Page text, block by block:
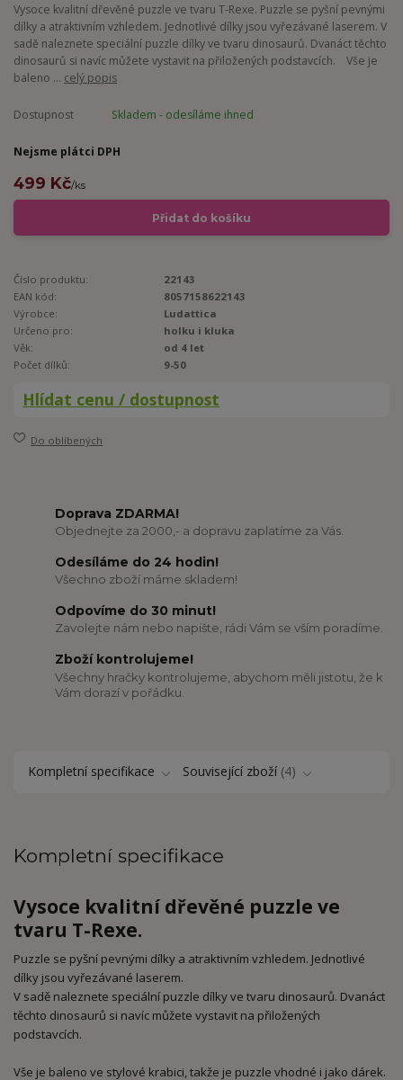
Vysoce kvalitní dřevěné puzzle ve tvaru T-Rexe. Puzzle se pyšní pevnými
dílky a atraktivním vzhledem. Jednotlivé dílky jsou vyřezávané laserem. V
sadě naleznete speciální puzzle dílky ve tvaru dinosaurů. Dvanáct těchto
dinosaurů si navíc můžete vystavit na přiložených podstavcích. Vše je
baleno ... celý popis
Dostupnost Skladem - odesíláme ihned
Nejsme plátci DPH
499 Kč/ks
Přidat do košíku
Číslo produktu:
22143
EAN kód:
8057158622143
Výrobce:
Ludattica
Určeno pro:
holku i kluka
Věk:
od 4 let
Počet dílků:
9-50
Hlídat cenu / dostupnost
Do oblíbených
Doprava ZDARMA!
Objednejte za 2000,- a dopravu zaplatíme za Vás.
Odesíláme do 24 hodin!
Všechno zboží máme skladem!
Odpovíme do 30 minut!
Zavolejte nám nebo napište, rádi Vám se vším poradíme.
Zboží kontrolujeme!
Všechny hračky kontrolujeme, abychom měli jistotu, že k
Vám dorazí v pořádku.
Kompletní specifikace Související zboží 4
Kompletní specifikace
Vysoce kvalitní dřevěné puzzle ve
tvaru T-Rexe.
Puzzle se pyšní pevnými dílky a atraktivním vzhledem. Jednotlivé
dílky jsou vyřezávané laserem.
V sadě naleznete speciální puzzle dílky ve tvaru dinosaurů. Dvanáct
těchto dinosaurů si navíc můžete vystavit na přiložených
podstavcích.
Vše je baleno ve stylové krabici, takže je puzzle vhodné i jako dárek.